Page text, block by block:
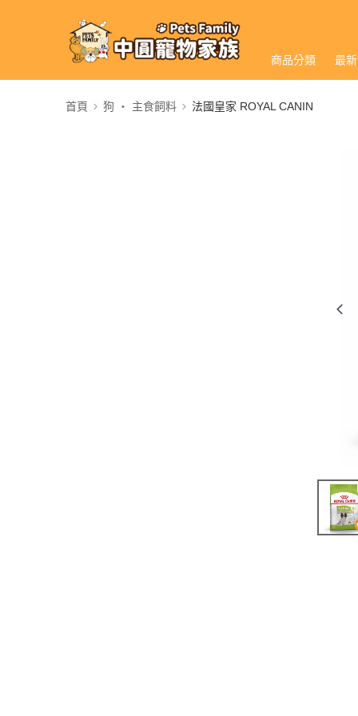
商品分類 最
首頁 狗 ‧ 主食飼料 法國皇家 ROYAL CANIN